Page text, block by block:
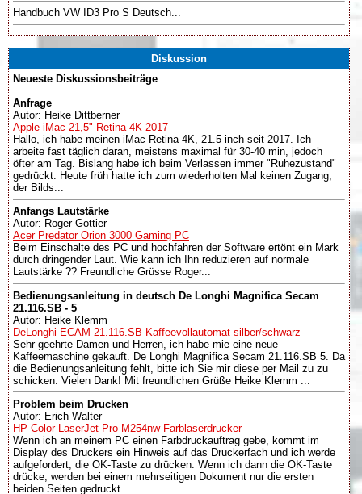
Handbuch VW ID3 Pro S Deutsch...
Diskussion
Neueste Diskussionsbeiträge:
Anfrage
Autor: Heike Dittberner
Apple iMac 21,5" Retina 4K 2017
Hallo, ich habe meinen iMac Retina 4K, 21.5 inch seit 2017. Ich
arbeite fast täglich daran, meistens maximal für 30-40 min, jedoch
öfter am Tag. Bislang habe ich beim Verlassen immer "Ruhezustand"
gedrückt. Heute früh hatte ich zum wiederholten Mal keinen Zugang,
der Bilds...
Anfangs Lautstärke
Autor: Roger Gottier
Acer Predator Orion 3000 Gaming PC
Beim Einschalte des PC und hochfahren der Software ertönt ein Mark
durch dringender Laut. Wie kann ich Ihn reduzieren auf normale
Lautstärke ?? Freundliche Grüsse Roger...
Bedienungsanleitung in deutsch De Longhi Magnifica Secam
21.116.SB - 5
Autor: Heike Klemm
DeLonghi ECAM 21.116.SB Kaffeevollautomat silber/schwarz
Sehr geehrte Damen und Herren, ich habe mie eine neue
Kaffeemaschine gekauft. De Longhi Magnifica Secam 21.116.SB 5. Da
die Bedienungsanleitung fehlt, bitte ich Sie mir diese per Mail zu zu
schicken. Vielen Dank! Mit freundlichen Grüße Heike Klemm ...
Problem beim Drucken
Autor: Erich Walter
HP Color LaserJet Pro M254nw Farblaserdrucker
Wenn ich an meinem PC einen Farbdruckauftrag gebe, kommt im
Display des Druckers ein Hinweis auf das Druckerfach und ich werde
aufgefordert, die OK-Taste zu drücken. Wenn ich dann die OK-Taste
drücke, werden bei einem mehrseitigen Dokument nur die ersten
beiden Seiten gedruckt....